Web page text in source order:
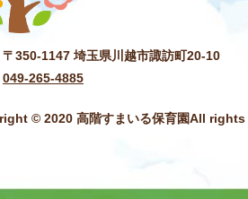
〒350-1147 埼玉県川越市諏訪町20-10
049-265-4885
© 2020 高階すまいる保育園All rights